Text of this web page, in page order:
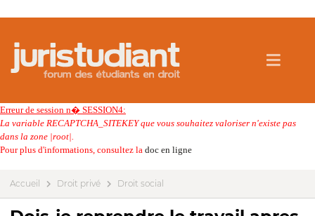
Erreur de session n� SESSION4:
La variable RECAPTCHA_SITEKEY que vous souhaitez valoriser n'existe pas
dans la zone |root|.
Pour plus d'informations, consultez la doc en ligne
Accueil Droit privé Droit social